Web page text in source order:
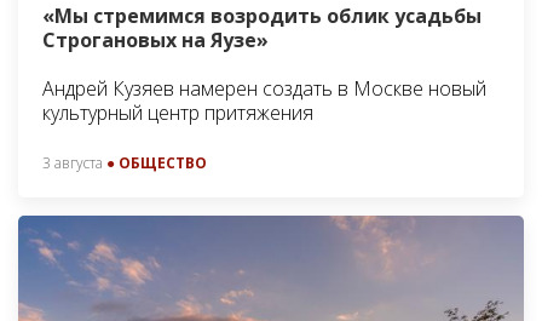
«Мы стремимся возродить облик усадьбы
Строгановых на Яузе»
Андрей Кузяев намерен создать в Москве новый
культурный центр притяжения
3 августа ● ОБЩЕСТВО